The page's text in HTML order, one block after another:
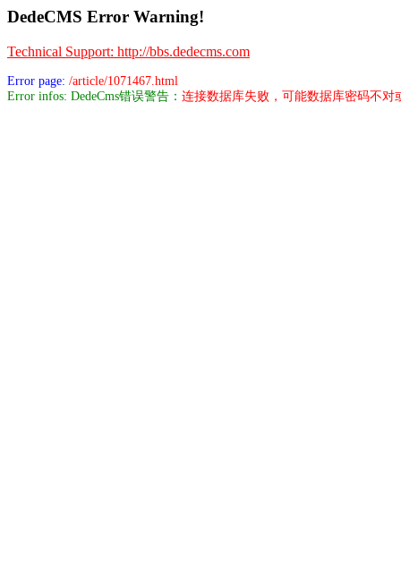
DedeCMS Error Warning!
Technical Support: http://bbs.dedecms.com
Error page: /article/1071467.html
Error infos: DedeCms错误警告： 连接数据库失败，可能数据库密码不对